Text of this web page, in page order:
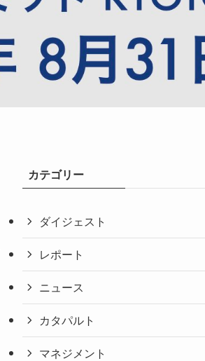
カテゴリー
ダイジェスト
レポート
ニュース
カタパルト
マネジメント